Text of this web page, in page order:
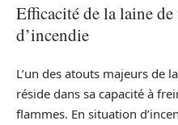
Efficacité de la laine
d’incendie
L’un des atouts majeurs de la
réside dans sa capacité à
flammes. En situation